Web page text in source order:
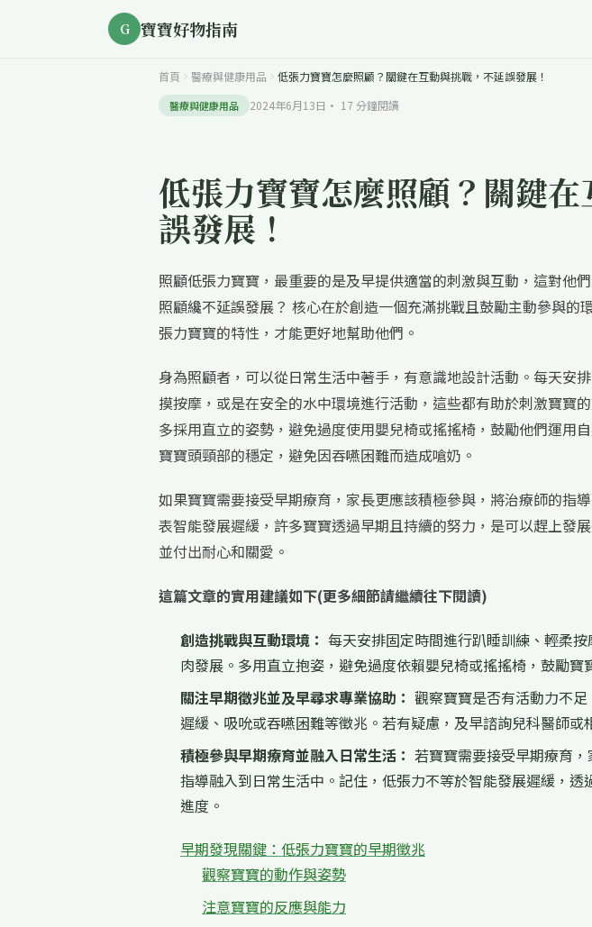
G 寶寶好物指南
首頁 醫療與健康用品 低張力寶寶怎麼照顧？關鍵在互動與挑戰，不延誤發展！
醫療與健康用品 2024年6月13日 · 17 分鐘閱讀
低張力寶寶怎麼照顧？關鍵
誤發展！
照顧低張力寶寶，最重要的是及早提供適當的刺激與互動，這對他
照顧纔不延誤發展？ 核心在於創造一個充滿挑戰且鼓勵主動參與的
張力寶寶的特性，才能更好地幫助他們。
身為照顧者，可以從日常生活中著手，有意識地設計活動。每天安
摸按摩，或是在安全的水中環境進行活動，這些都有助於刺激寶寶
多採用直立的姿勢，避免過度使用嬰兒椅或搖搖椅，鼓勵他們運用
寶寶頭頸部的穩定，避免因吞嚥困難而造成嗆奶。
如果寶寶需要接受早期療育，家長更應該積極參與，將治療師的指
表智能發展遲緩，許多寶寶透過早期且持續的努力，是可以趕上發
並付出耐心和關愛。
這篇文章的實用建議如下(更多細節請繼續往下閱讀)
創造挑戰與互動環境： 每天安排固定時間進行趴睡訓練、輕柔
肉發展。多用直立抱姿，避免過度依賴嬰兒椅或搖搖椅，鼓勵寶
關注早期徵兆並及早尋求專業協助： 觀察寶寶是否有活動力不
遲緩、吸吮或吞嚥困難等徵兆。若有疑慮，及早諮詢兒科醫師或
積極參與早期療育並融入日常生活： 若寶寶需要接受早期療育
指導融入到日常生活中。記住，低張力不等於智能發展遲緩，
進度。
早期發現關鍵：低張力寶寶的早期徵兆
觀察寶寶的動作與姿勢
注意寶寶的反應與能力